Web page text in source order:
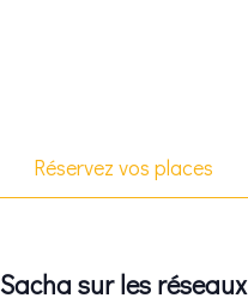
Réservez vos places
Sacha sur les réseaux